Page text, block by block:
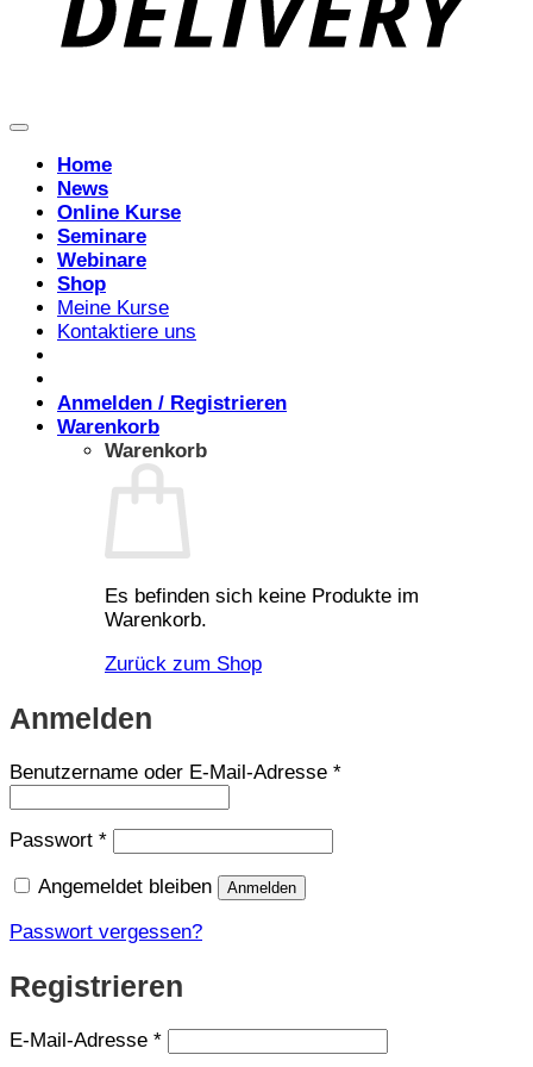
Home
News
Online Kurse
Seminare
Webinare
Shop
Meine Kurse
Kontaktiere uns
Anmelden / Registrieren
Warenkorb
Warenkorb
Es befinden sich keine Produkte im
Warenkorb.
Zurück zum Shop
Anmelden
Benutzername oder E-Mail-Adresse *Erforderlich
Passwort *Erforderlich
Angemeldet bleiben Anmelden
Passwort vergessen?
Registrieren
E-Mail-Adresse *Erforderlich